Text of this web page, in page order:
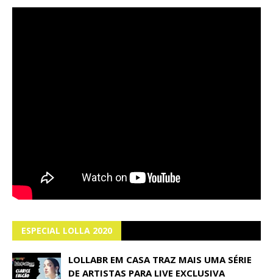
ESPECIAL LOLLA 2020
LOLLABR EM CASA TRAZ MAIS UMA SÉRIE
DE ARTISTAS PARA LIVE EXCLUSIVA